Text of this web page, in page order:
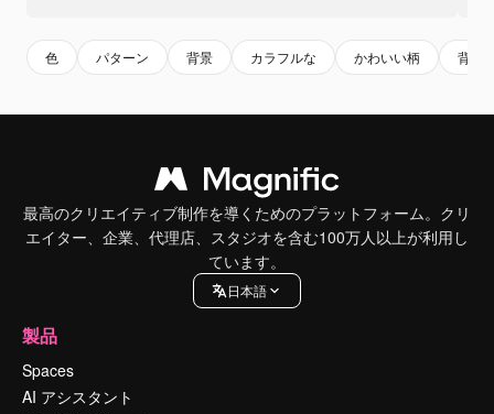
色 パターン 背景 カラフルな かわいい柄 背景
最高のクリエイティブ制作を導くためのプラットフォーム。クリ
エイター、企業、代理店、スタジオを含む100万人以上が利用し
ています。
日本語
製品
Spaces
AI アシスタント